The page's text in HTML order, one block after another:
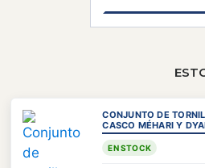
CONJUNTO DE
CASCO MÉHARI Y
EN STOCK